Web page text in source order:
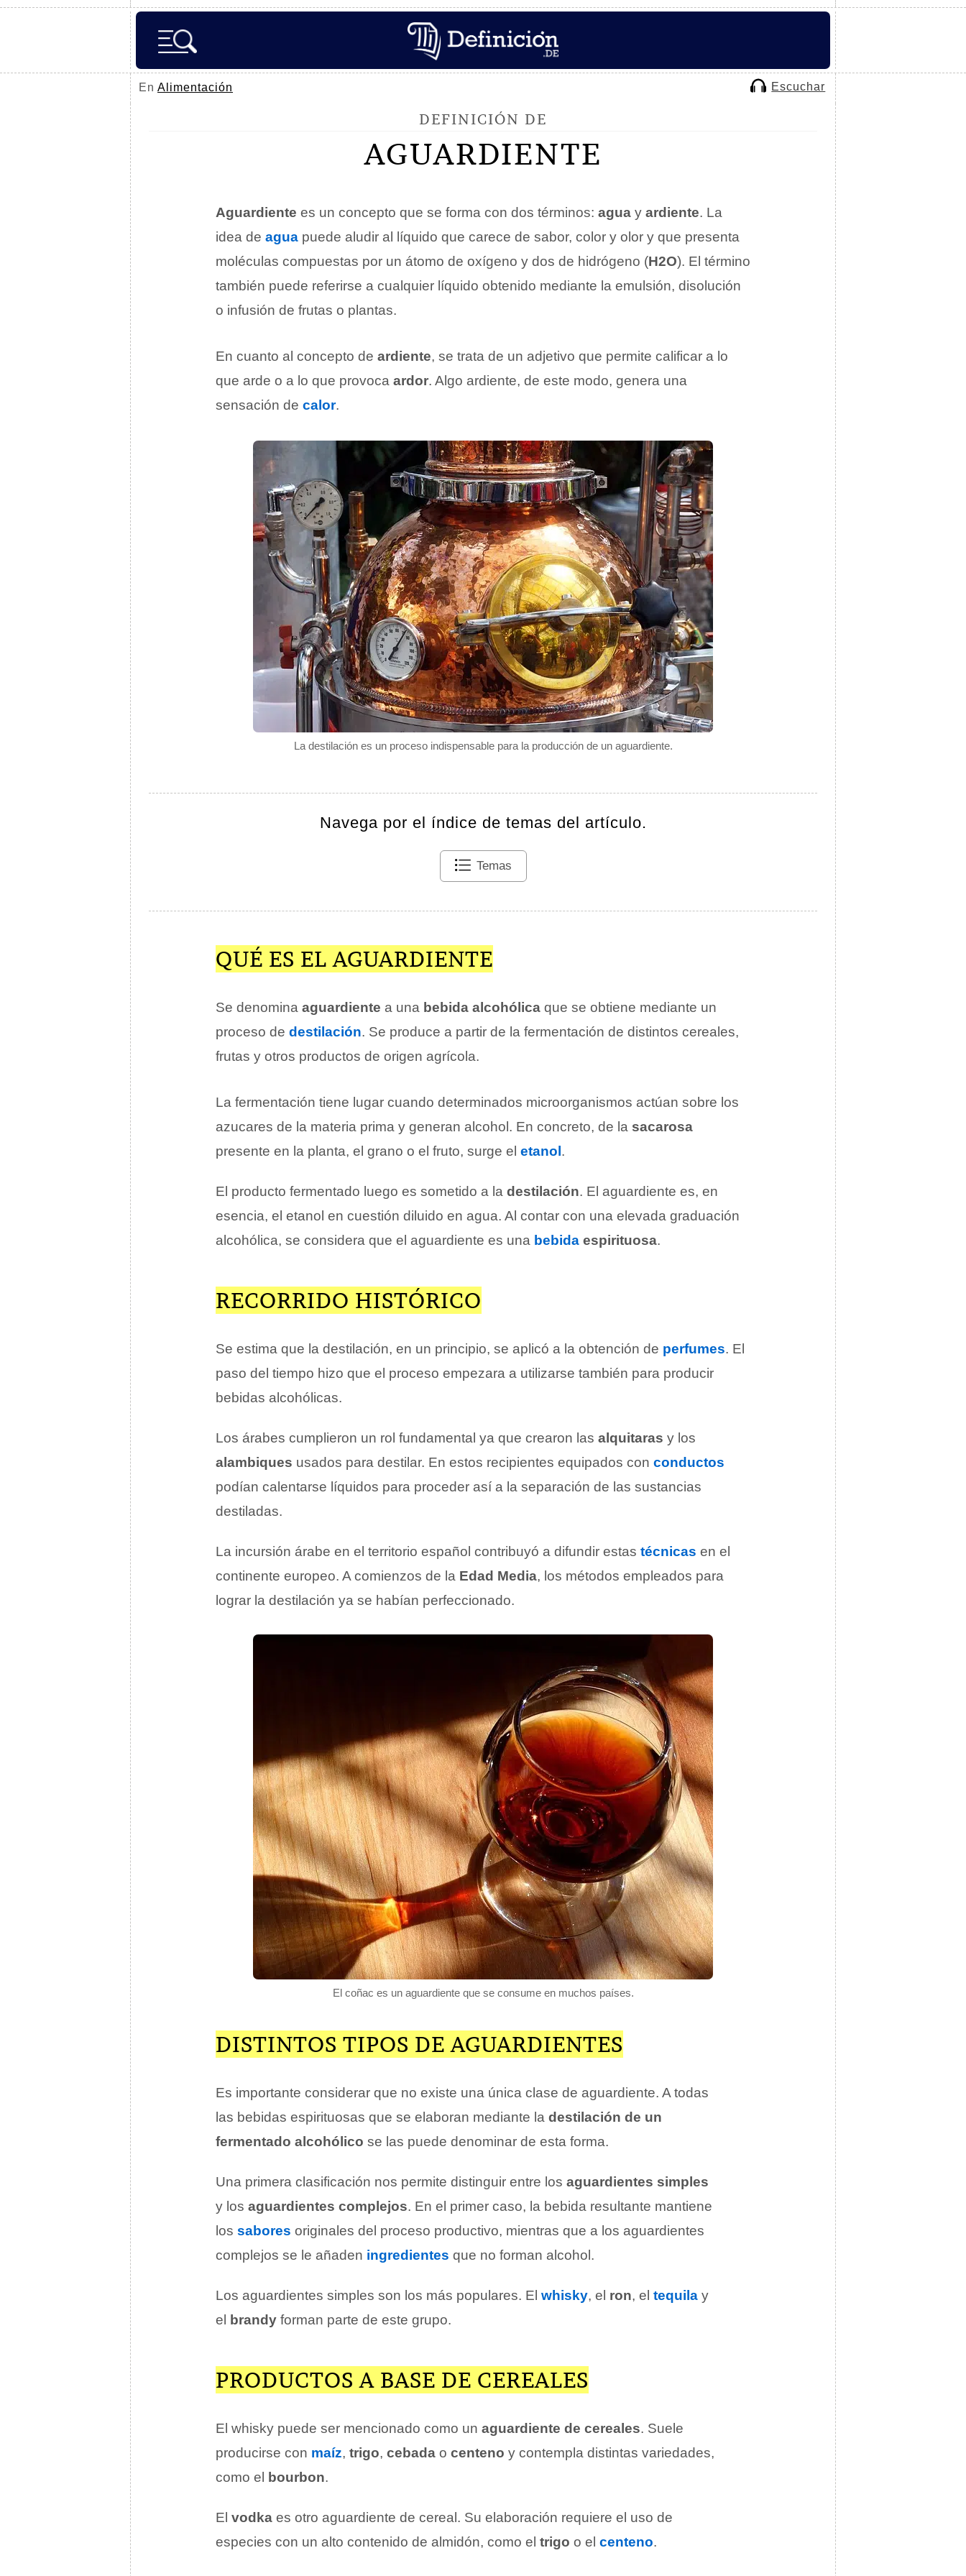
En Alimentación Escuchar
DEFINICIÓN DE
AGUARDIENTE
La destilación es un proceso indispensable para la producción de un aguardiente.
Aguardiente es un concepto que se forma con dos términos: agua y ardiente. La
idea de agua puede aludir al líquido que carece de sabor, color y olor y que presenta
moléculas compuestas por un átomo de oxígeno y dos de hidrógeno (H2O). El término
también puede referirse a cualquier líquido obtenido mediante la emulsión, disolución
o infusión de frutas o plantas.
En cuanto al concepto de ardiente, se trata de un adjetivo que permite calificar a lo
que arde o a lo que provoca ardor. Algo ardiente, de este modo, genera una
sensación de calor.
Navega por el índice de temas del artículo.
Temas
QUÉ ES EL AGUARDIENTE
Se denomina aguardiente a una bebida alcohólica que se obtiene mediante un
proceso de destilación. Se produce a partir de la fermentación de distintos cereales,
frutas y otros productos de origen agrícola.
La fermentación tiene lugar cuando determinados microorganismos actúan sobre los
azucares de la materia prima y generan alcohol. En concreto, de la sacarosa
presente en la planta, el grano o el fruto, surge el etanol .
El producto fermentado luego es sometido a la destilación. El aguardiente es, en
esencia, el etanol en cuestión diluido en agua. Al contar con una elevada graduación
alcohólica, se considera que el aguardiente es una bebida espirituosa.
RECORRIDO HISTÓRICO
Se estima que la destilación, en un principio, se aplicó a la obtención de perfumes. El
paso del tiempo hizo que el proceso empezara a utilizarse también para producir
bebidas alcohólicas.
Los árabes cumplieron un rol fundamental ya que crearon las alquitaras y los
alambiques usados para destilar. En estos recipientes equipados con conductos
podían calentarse líquidos para proceder así a la separación de las sustancias
destiladas.
La incursión árabe en el territorio español contribuyó a difundir estas técnicas en el
continente europeo. A comienzos de la Edad Media, los métodos empleados para
lograr la destilación ya se habían perfeccionado.
El coñac es un aguardiente que se consume en muchos países.
DISTINTOS TIPOS DE AGUARDIENTES
Es importante considerar que no existe una única clase de aguardiente. A todas
las bebidas espirituosas que se elaboran mediante la destilación de un
fermentado alcohólico se las puede denominar de esta forma.
Una primera clasificación nos permite distinguir entre los aguardientes simples
y los aguardientes complejos. En el primer caso, la bebida resultante mantiene
los sabores originales del proceso productivo, mientras que a los aguardientes
complejos se le añaden ingredientes que no forman alcohol.
Los aguardientes simples son los más populares. El whisky, el ron, el tequila y
el
brandy forman parte de este grupo.
PRODUCTOS A BASE DE CEREALES
El whisky puede ser mencionado como un aguardiente de cereales. Suele
producirse con maíz, trigo, cebada o centeno y contempla distintas variedades,
como el
bourbon.
El vodka es otro aguardiente de cereal. Su elaboración requiere el uso de
especies con un alto contenido de almidón, como el trigo o el centeno.